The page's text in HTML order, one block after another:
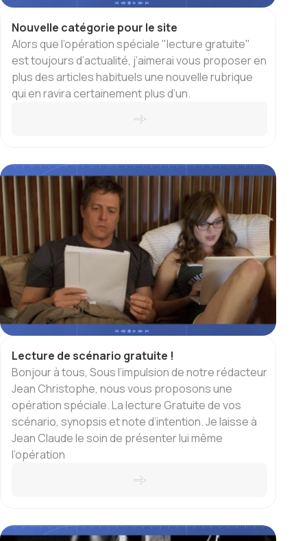
Nouvelle catégorie pour le site
Alors que l’opération spéciale "lecture gratuite"
est toujours d’actualité, j’aimerai vous proposer en
plus des articles habituels une nouvelle rubrique
qui en ravira certainement plus d’un.
Lecture de scénario gratuite !
Bonjour à tous, Sous l’impulsion de notre rédacteur
Jean Christophe, nous vous proposons une
opération spéciale. La lecture Gratuite de vos
scénario, synopsis et note d’intention. Je laisse à
Jean Claude le soin de présenter lui même
l’opération